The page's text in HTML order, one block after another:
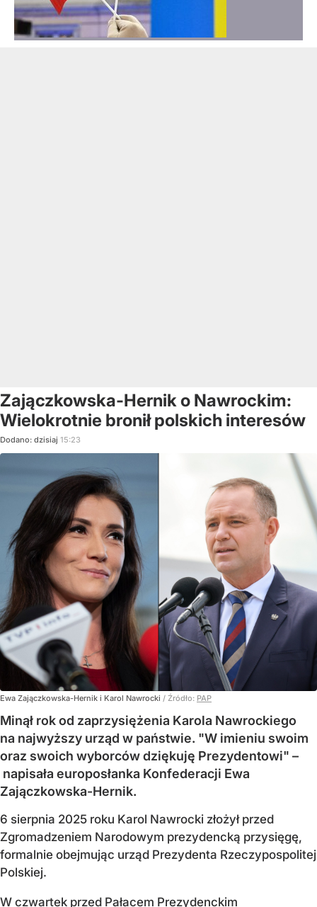
Zajączkowska-Hernik o Nawrockim:
Wielokrotnie bronił polskich interesów
Dodano: dzisiaj 15:23
Ewa Zajączkowska-Hernik i Karol Nawrocki / Źródło: PAP
Minął rok od zaprzysiężenia Karola Nawrockiego
na najwyższy urząd w państwie. "W imieniu swoim
oraz swoich wyborców dziękuję Prezydentowi" –
napisała europosłanka Konfederacji Ewa
Zajączkowska-Hernik.
6 sierpnia 2025 roku Karol Nawrocki złożył przed
Zgromadzeniem Narodowym prezydencką przysięgę,
formalnie obejmując urząd Prezydenta Rzeczypospolitej
Polskiej.
W czwartek przed Pałacem Prezydenckim